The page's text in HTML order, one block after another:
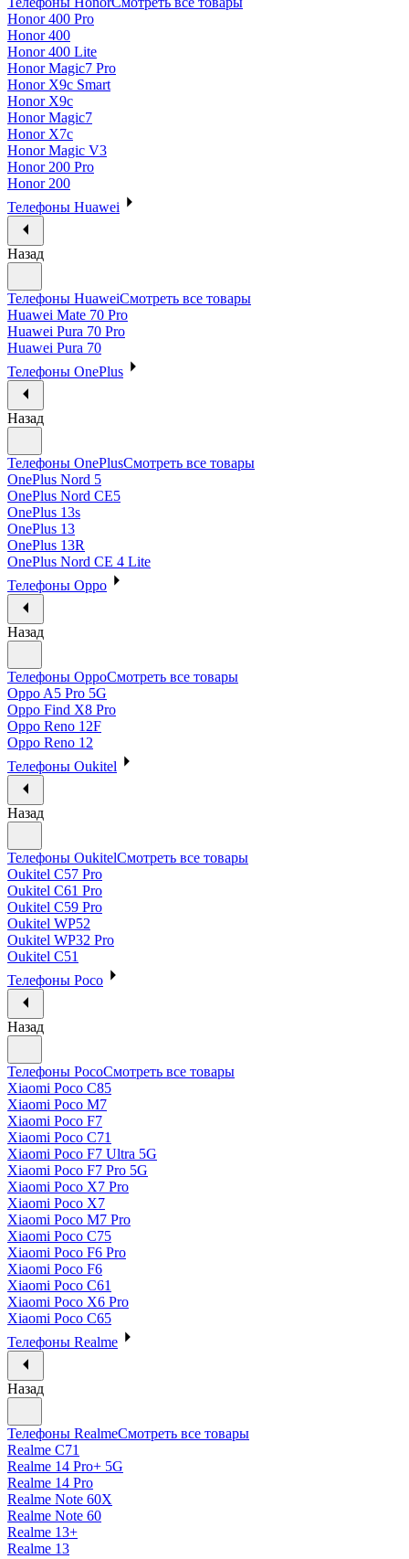
Honor 400 Pro
Honor 400
Honor 400 Lite
Honor Magic7 Pro
Honor X9c Smart
Honor X9c
Honor Magic7
Honor X7c
Honor Magic V3
Honor 200 Pro
Honor 200
Телефоны Huawei
Назад
Телефоны HuaweiСмотреть все товары
Huawei Mate 70 Pro
Huawei Pura 70 Pro
Huawei Pura 70
Телефоны OnePlus
Назад
Телефоны OnePlusСмотреть все товары
OnePlus Nord 5
OnePlus Nord CE5
OnePlus 13s
OnePlus 13
OnePlus 13R
OnePlus Nord CE 4 Lite
Телефоны Oppo
Назад
Телефоны OppoСмотреть все товары
Oppo A5 Pro 5G
Oppo Find X8 Pro
Oppo Reno 12F
Oppo Reno 12
Телефоны Oukitel
Назад
Телефоны OukitelСмотреть все товары
Oukitel C57 Pro
Oukitel C61 Pro
Oukitel C59 Pro
Oukitel WP52
Oukitel WP32 Pro
Oukitel C51
Телефоны Poco
Назад
Телефоны PocoСмотреть все товары
Xiaomi Poco C85
Xiaomi Poco M7
Xiaomi Poco F7
Xiaomi Poco C71
Xiaomi Poco F7 Ultra 5G
Xiaomi Poco F7 Pro 5G
Xiaomi Poco X7 Pro
Xiaomi Poco X7
Xiaomi Poco M7 Pro
Xiaomi Poco C75
Xiaomi Poco F6 Pro
Xiaomi Poco F6
Xiaomi Poco C61
Xiaomi Poco X6 Pro
Xiaomi Poco C65
Телефоны Realme
Назад
Телефоны RealmeСмотреть все товары
Realme C71
Realme 14 Pro+ 5G
Realme 14 Pro
Realme Note 60X
Realme Note 60
Realme 13+
Realme 13